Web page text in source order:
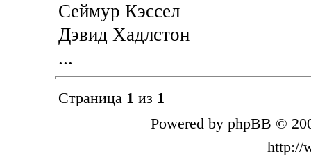
Сеймур Кэссел
Дэвид Хадлстон
...
Страница 1 из 1
Powered by phpBB ©
http://